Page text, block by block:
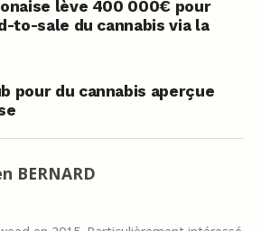
lève 400 000€ pour
to-sale du cannabis via la
pour du cannabis aperçue
BERNARD